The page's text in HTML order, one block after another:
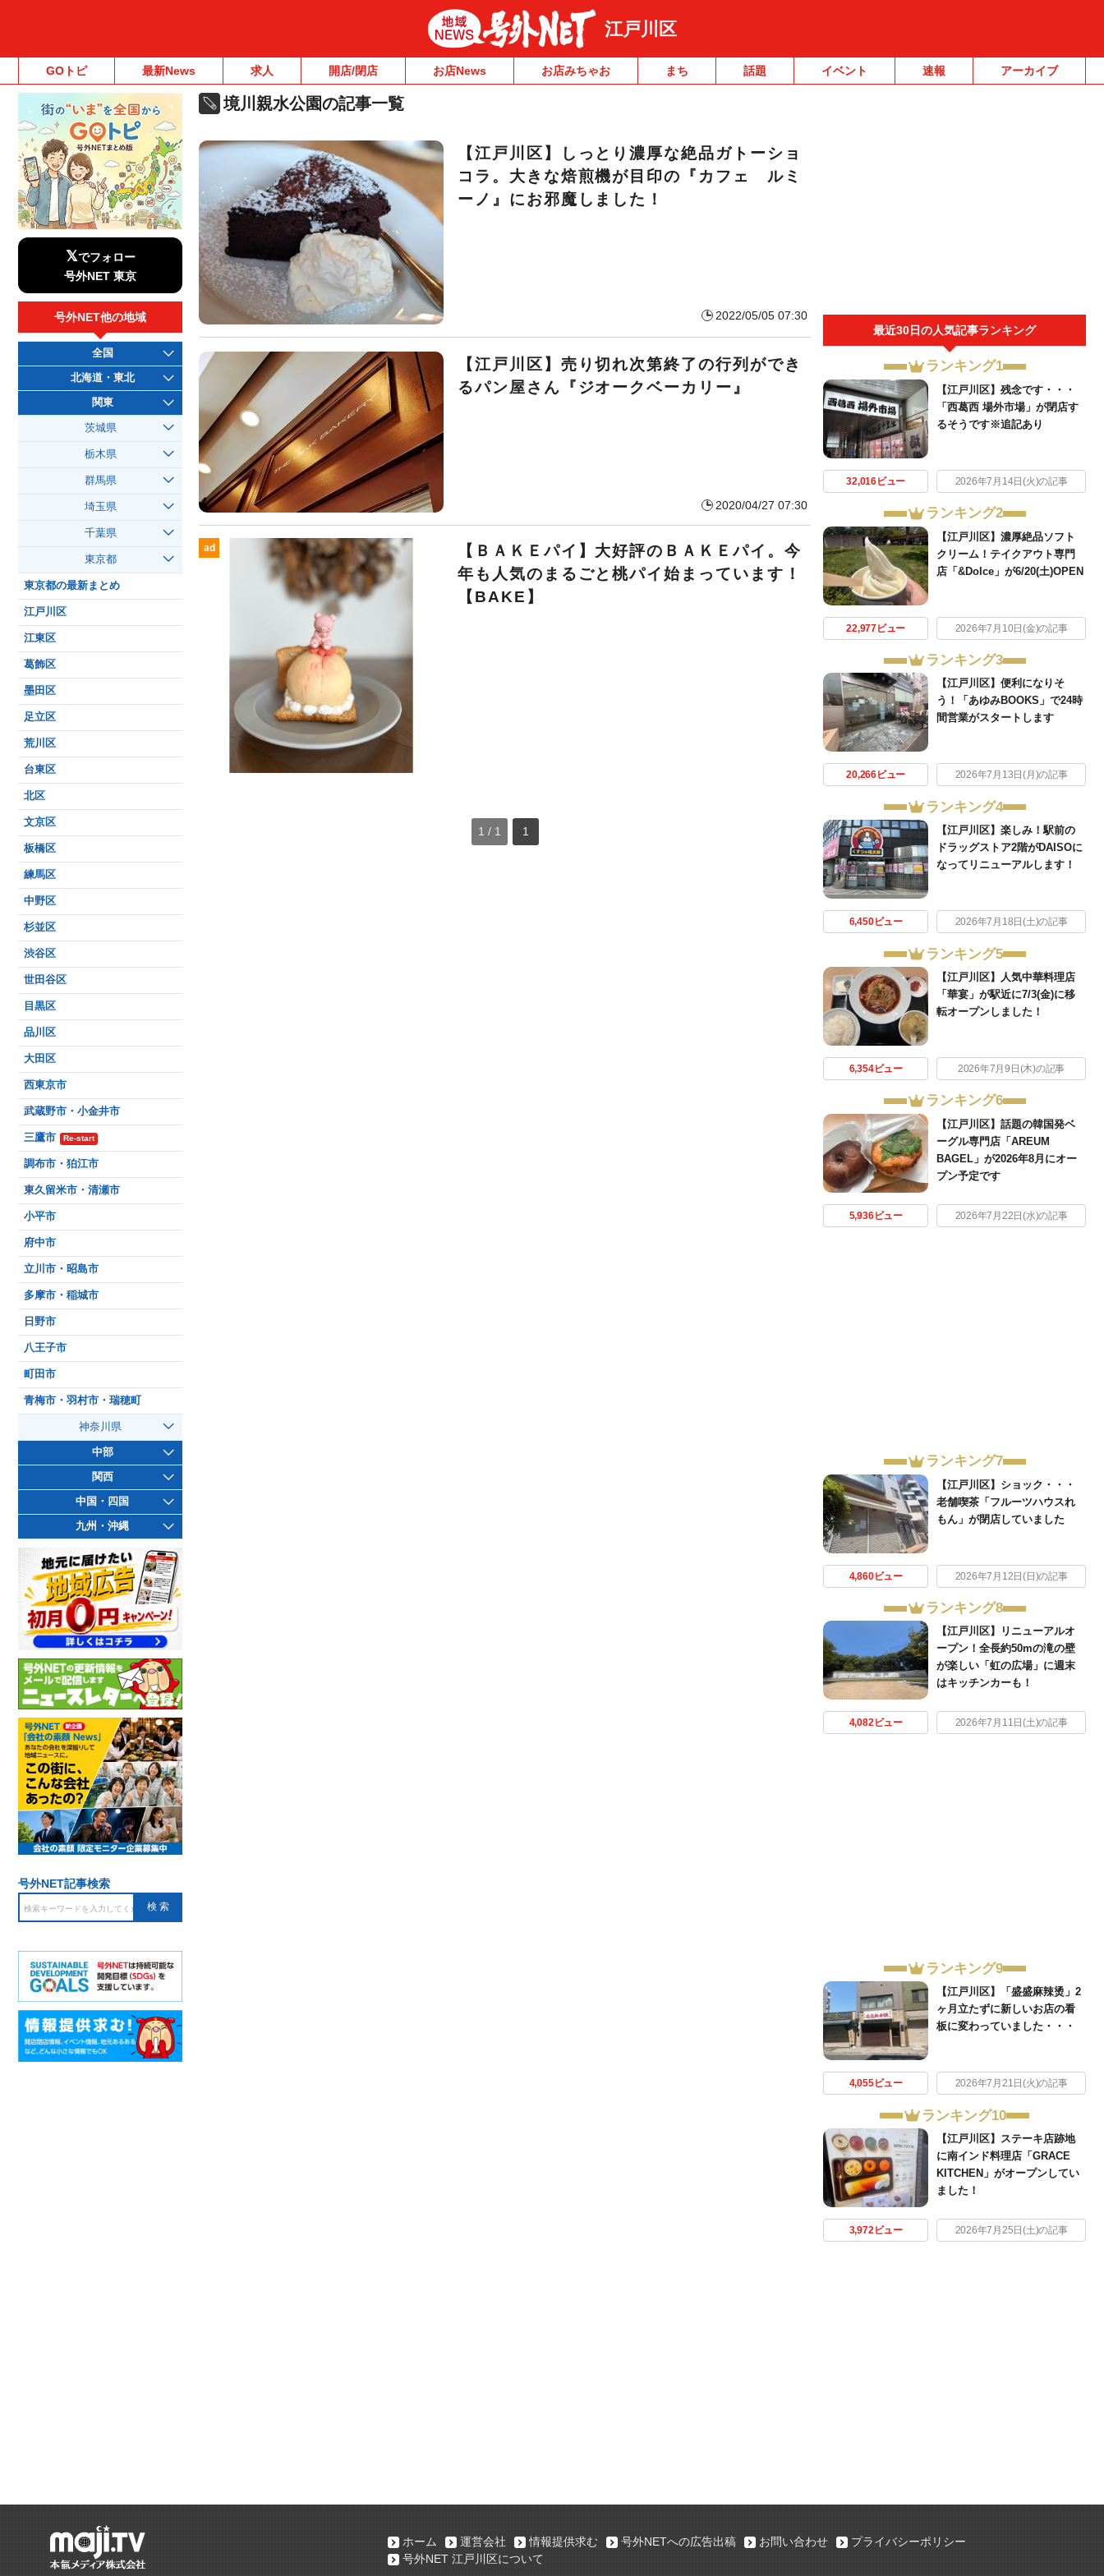
江戸川区
GOトピ 最新News 求人 開店/閉店 お店News お店みちゃお まち 話題 イベント 速報 アーカイブ
境川親水公園の記事一覧
【江戸川区】しっとり濃厚な絶品ガトーショ
コラ。大きな焙煎機が目印の『カフェ ルミ
ーノ』にお邪魔しました！
2022/05/05 07:30
【江戸川区】売り切れ次第終了の行列ができ
るパン屋さん『ジオークベーカリー』
2020/04/27 07:30
ad
【ＢＡＫＥパイ】大好評のＢＡＫＥパイ。今
年も人気のまるごと桃パイ始まっています！
【BAKE】
1 / 1 1
最近30日の人気記事ランキング
ランキング1
【江戸川区】残念です・・・
「西葛西 場外市場」が閉店す
るそうです※追記あり
32,016ビュー 2026年7月14日(火)の記事
ランキング2
【江戸川区】濃厚絶品ソフト
クリーム！テイクアウト専門
店「&Dolce」が6/20(土)OPEN
22,977ビュー 2026年7月10日(金)の記事
ランキング3
【江戸川区】便利になりそ
う！「あゆみBOOKS」で24時
間営業がスタートします
20,266ビュー 2026年7月13日(月)の記事
ランキング4
【江戸川区】楽しみ！駅前の
ドラッグストア2階がDAISOに
なってリニューアルします！
6,450ビュー 2026年7月18日(土)の記事
ランキング5
【江戸川区】人気中華料理店
「華宴」が駅近に7/3(金)に移
転オープンしました！
6,354ビュー 2026年7月9日(木)の記事
ランキング6
【江戸川区】話題の韓国発ベ
ーグル専門店「AREUM
BAGEL」が2026年8月にオー
プン予定です
5,936ビュー 2026年7月22日(水)の記事
ランキング7
【江戸川区】ショック・・・
老舗喫茶「フルーツハウスれ
もん」が閉店していました
4,860ビュー 2026年7月12日(日)の記事
ランキング8
【江戸川区】リニューアルオ
ープン！全長約50mの滝の壁
が楽しい「虹の広場」に週末
はキッチンカーも！
4,082ビュー 2026年7月11日(土)の記事
ランキング9
【江戸川区】「盛盛麻辣烫」2
ヶ月立たずに新しいお店の看
板に変わっていました・・・
4,055ビュー 2026年7月21日(火)の記事
ランキング10
【江戸川区】ステーキ店跡地
に南インド料理店「GRACE
KITCHEN」がオープンしてい
ました！
3,972ビュー 2026年7月25日(土)の記事
𝕏でフォロー
号外NET 東京
号外NET他の地域
全国
北海道・東北
関東
茨城県
栃木県
群馬県
埼玉県
千葉県
東京都
東京都の最新まとめ
江戸川区
江東区
葛飾区
墨田区
足立区
荒川区
台東区
北区
文京区
板橋区
練馬区
中野区
杉並区
渋谷区
世田谷区
目黒区
品川区
大田区
西東京市
武蔵野市・小金井市
三鷹市 Re-start
調布市・狛江市
東久留米市・清瀬市
小平市
府中市
立川市・昭島市
多摩市・稲城市
日野市
八王子市
町田市
青梅市・羽村市・瑞穂町
神奈川県
中部
関西
中国・四国
九州・沖縄
号外NET記事検索
ホーム 運営会社 情報提供求む 号外NETへの広告出稿 お問い合わせ
プライバシーポリシー
号外NET 江戸川区について